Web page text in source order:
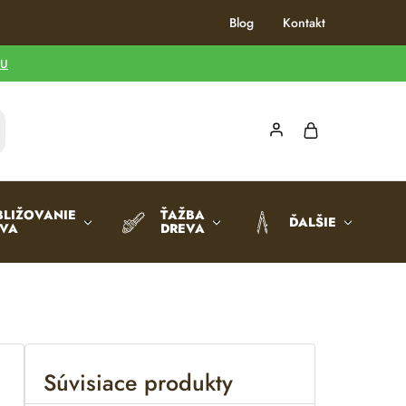
Blog Kontakt
ŤAŽBA
DREVA ĎALŠIE
Súvisiace produkty